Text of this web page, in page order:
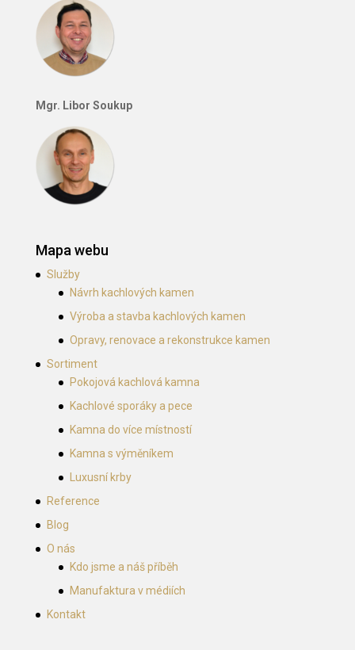
Mgr. Libor Soukup
Mapa webu
Služby
Návrh kachlových kamen
Výroba a stavba kachlových kamen
Opravy, renovace a rekonstrukce kamen
Sortiment
Pokojová kachlová kamna
Kachlové sporáky a pece
Kamna do více místností
Kamna s výměníkem
Luxusní krby
Reference
Blog
O nás
Kdo jsme a náš příběh
Manufaktura v médiích
Kontakt